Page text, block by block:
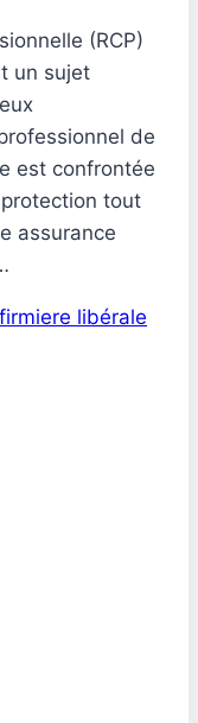
(RCP)
un sujet
de
est confrontée
tout
assurance
libérale